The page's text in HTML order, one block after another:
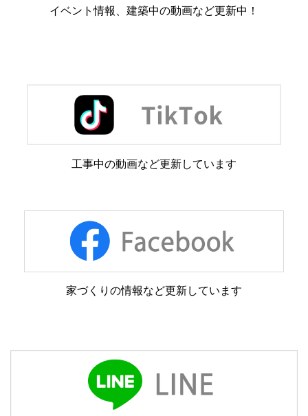
イベント情報、建築中の動画など更新中！
工事中の動画など更新しています
家づくりの情報など更新しています